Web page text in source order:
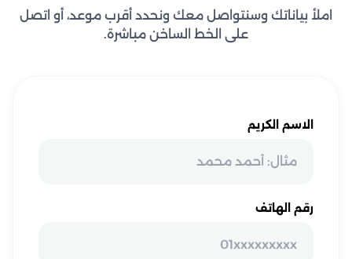
املأ بياناتك وسنتواصل معك ونحدد أقرب موعد، أو اتصل
على الخط الساخن مباشرة.
الاسم الكريم
رقم الهاتف